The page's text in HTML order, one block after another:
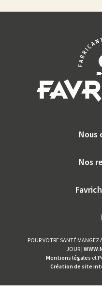
Nous
Nos
POUR VOTRE SANTÉ MANGEZ
JOUR |
Mentions légales et
Création de site